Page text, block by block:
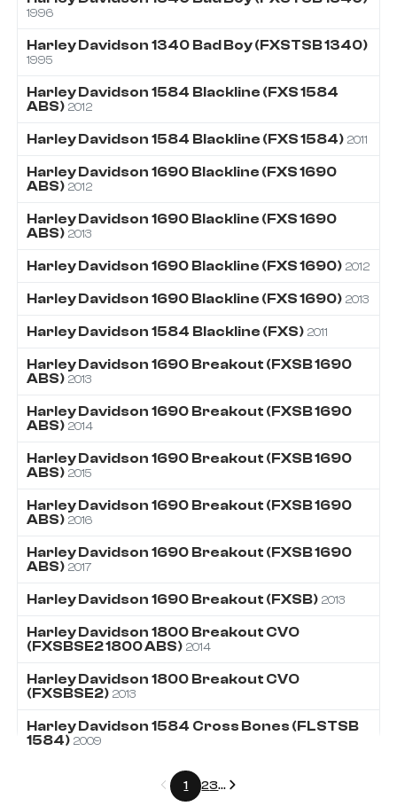
1996
Harley Davidson 1340 Bad Boy (FXSTSB 1340)
1995
Harley Davidson 1584 Blackline (FXS 1584
ABS) 2012
Harley Davidson 1584 Blackline (FXS 1584) 2011
Harley Davidson 1690 Blackline (FXS 1690
ABS) 2012
Harley Davidson 1690 Blackline (FXS 1690
ABS) 2013
Harley Davidson 1690 Blackline (FXS 1690) 2012
Harley Davidson 1690 Blackline (FXS 1690) 2013
Harley Davidson 1584 Blackline (FXS) 2011
Harley Davidson 1690 Breakout (FXSB 1690
ABS) 2013
Harley Davidson 1690 Breakout (FXSB 1690
ABS) 2014
Harley Davidson 1690 Breakout (FXSB 1690
ABS) 2015
Harley Davidson 1690 Breakout (FXSB 1690
ABS) 2016
Harley Davidson 1690 Breakout (FXSB 1690
ABS) 2017
Harley Davidson 1690 Breakout (FXSB) 2013
Harley Davidson 1800 Breakout CVO
(FXSBSE2 1800 ABS) 2014
Harley Davidson 1800 Breakout CVO
(FXSBSE2) 2013
Harley Davidson 1584 Cross Bones (FLSTSB
1584) 2009
Précédent
1 23... Suivant